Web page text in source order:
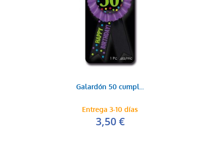
Galardón 50 cumpl...
Entrega 3-10 días
3,50 €